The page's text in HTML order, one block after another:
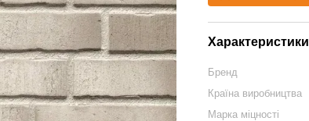
Характеристики
Бренд
Країна виробництва
Марка міцності